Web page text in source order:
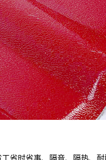
省时省事、隔音、隔热、